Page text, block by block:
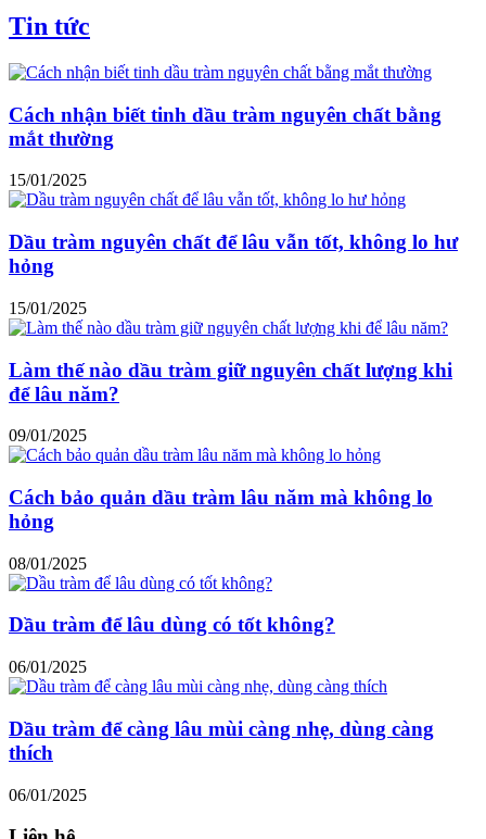
Tin tức
Cách nhận biết tinh dầu tràm nguyên chất bằng
mắt thường
15/01/2025
Dầu tràm nguyên chất để lâu vẫn tốt, không lo hư
hỏng
15/01/2025
Làm thế nào dầu tràm giữ nguyên chất lượng khi
để lâu năm?
09/01/2025
Cách bảo quản dầu tràm lâu năm mà không lo
hỏng
08/01/2025
Dầu tràm để lâu dùng có tốt không?
06/01/2025
Dầu tràm để càng lâu mùi càng nhẹ, dùng càng
thích
06/01/2025